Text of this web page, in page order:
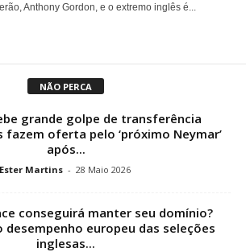
Anthony Gordon, e o extremo inglês é...
NÃO PERCA
grande golpe de transferência
oferta pelo ‘próximo Neymar’
após...
Ester Martins - 28 Maio 2026
conseguirá manter seu domínio?
desempenho europeu das seleções
inglesas...